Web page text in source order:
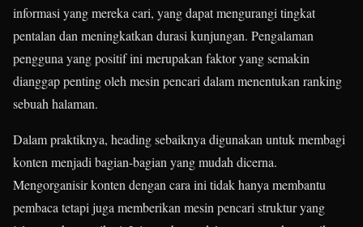
informasi yang mereka cari, yang dapat mengurangi tingkat
pentalan dan meningkatkan durasi kunjungan. Pengalaman
pengguna yang positif ini merupakan faktor yang semakin
dianggap penting oleh mesin pencari dalam menentukan ranking
sebuah halaman.
Dalam praktiknya, heading sebaiknya digunakan untuk membagi
konten menjadi bagian-bagian yang mudah dicerna.
Mengorganisir konten dengan cara ini tidak hanya membantu
pembaca tetapi juga memberikan mesin pencari struktur yang